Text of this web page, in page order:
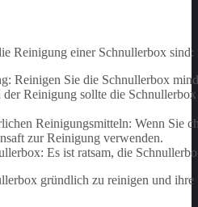
Reinigung einer Schnullerbox sind:
Reinigen Sie die Schnullerbox
der Reinigung sollte die
Reinigungsmitteln: Wenn Sie
zur Reinigung verwenden.
Es ist ratsam, die
gründlich zu reinigen und